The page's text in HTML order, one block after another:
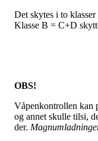
Det skytes i to
Klasse B = C+D
OBS!
Våpenkontrollen kan
og annet skulle tilsi,
der.